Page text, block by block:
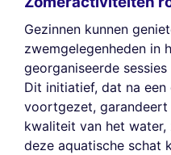
Gezinnen kunnen
zwemgelegenheden in
georganiseerde
Dit initiatief, dat na
voortgezet,
kwaliteit van het
deze aquatische schat